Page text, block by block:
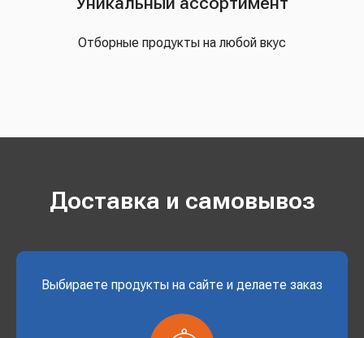
Отборные продукты на любой вкус
Доставка и самовывоз
Выбираете продукты на сайте и делаете заказ